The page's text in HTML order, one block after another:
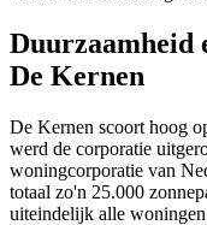
Duurzaamheid
De Kernen
De Kernen scoort hoog
werd de corporatie
woningcorporatie van
totaal zo'n 25.000
uiteindelijk alle